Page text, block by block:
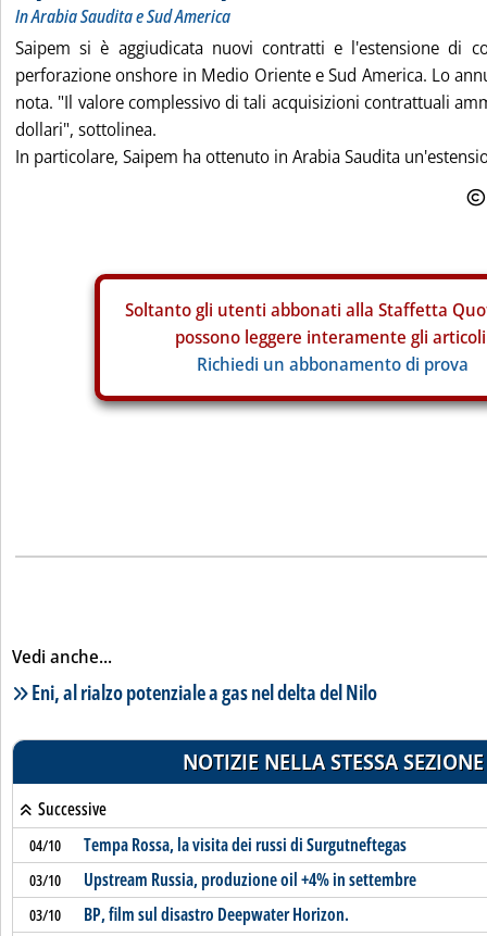
In Arabia Saudita e Sud America
Saipem si è aggiudicata nuovi contratti e l'estensione di
perforazione onshore in Medio Oriente e Sud America. Lo
nota. "Il valore complessivo di tali acquisizioni contrattuali
dollari", sottolinea.
In particolare, Saipem ha ottenuto in Arabia Saudita
Soltanto gli utenti abbonati alla Staffetta
possono leggere interamente gli
Richiedi un abbonamento di prova
Vedi anche...
Lista notizie correlate
Eni, al rialzo potenziale a gas nel delta del Nilo
NOTIZIE NELLA STESSA SEZIONE
Successive
04/10 Tempa Rossa, la visita dei russi di Surgutneftegas
03/10 Upstream Russia, produzione oil +4% in settembre
03/10 BP, film sul disastro Deepwater Horizon.